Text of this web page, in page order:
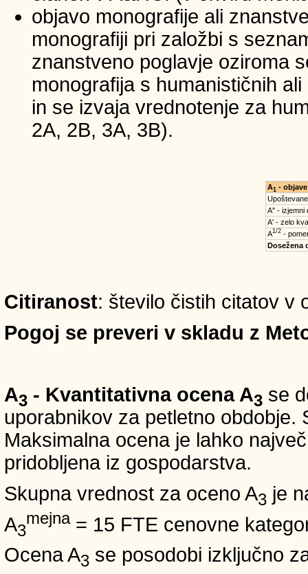
objavo monografije ali
monografiji pri založbi s
znanstveno poglavje oziroma
monografija s humanističnih
in se izvaja vrednotenje za
2A, 2B, 3A, 3B).
A1 - objave
A'' - izjemni
A' - zelo
A1/2-
Dosežena
Citiranost: število čistih citatov v
Pogoj se preveri v skladu z
A3 - Kvantitativna ocena A3 se
uporabnikov za petletno obdobje.
Maksimalna ocena je lahko
pridobljena iz gospodarstva.
Skupna vrednost za oceno A3 je
A3
mejna= 15 FTE cenovne
Ocena A3 se posodobi izključno